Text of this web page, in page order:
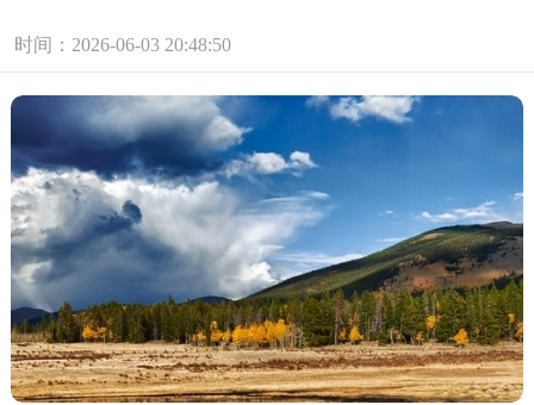
时间：2026-06-03 20:48:50